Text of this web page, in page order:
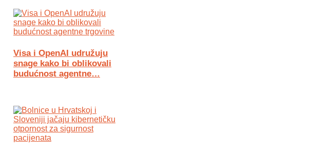
Visa i OpenAI udružuju
snage kako bi oblikovali
budućnost agentne…